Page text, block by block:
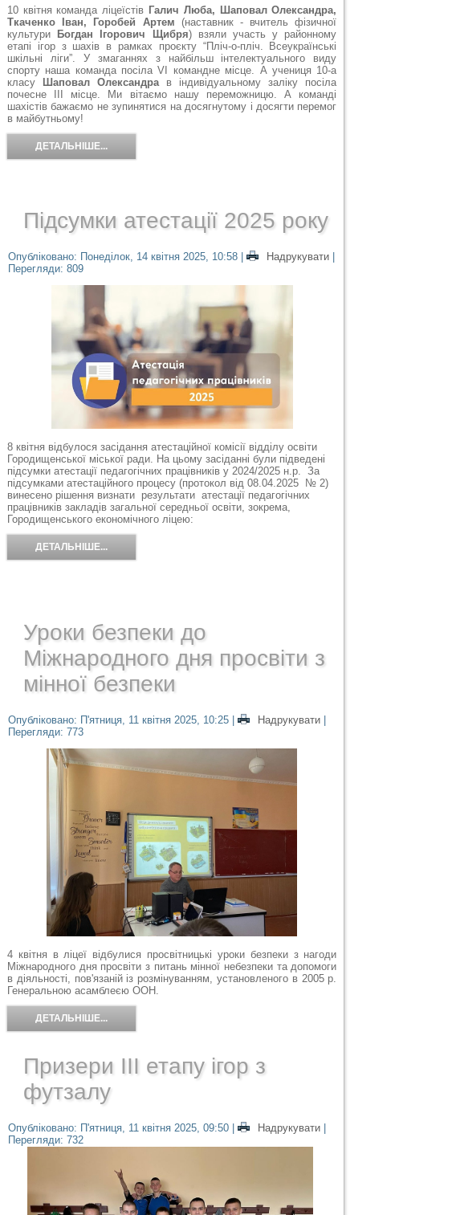
10 квітня команда ліцеїстів Галич Люба, Шаповал Олександра,
Ткаченко Іван, Горобей Артем (наставник - вчитель фізичної
культури
Богдан Ігорович Щибря) взяли участь у районному
етапі ігор з шахів в рамках проєкту “Пліч-о-пліч. Всеукраїнські
шкільні ліги”. У змаганнях з найбільш інтелектуального виду
спорту наша команда посіла VI командне місце. А учениця 10-а
класу
Шаповал Олександрав індивідуальному заліку посіла
почесне ІІІ місце. Ми вітаємо нашу переможницю. А команді
шахістів бажаємо не зупинятися на досягнутому і досягти перемог
в майбутньому!
ДЕТАЛЬНІШЕ...
Підсумки атестації 2025 року
Опубліковано: Понеділок, 14 квітня 2025, 10:58| Надрукувати
Перегляди: 809
8 квітня відбулося засідання атестаційної комісії відділу освіти
Городищенської міської ради. На цьому засіданні були підведені
підсумки атестації педагогічних працівників у 2024/2025 н.р. За
підсумками атестаційного процесу (протокол від 08.04.2025 № 2)
винесено рішення визнати результати атестації педагогічних
працівників закладів загальної середньої освіти, зокрема,
Городищенського економічного ліцею:
ДЕТАЛЬНІШЕ...
Уроки безпеки до
Міжнародного дня просвіти з
мінної безпеки
Опубліковано: П'ятниця, 11 квітня 2025, 10:25| Надрукувати
Перегляди: 773
4 квітня в ліцеї відбулися просвітницькі уроки безпеки з нагоди
Міжнародного дня просвіти з питань мінної небезпеки та допомоги
в діяльності, пов'язаній із розмінуванням, установленого в 2005 р.
Генеральною асамблеєю ООН.
ДЕТАЛЬНІШЕ...
Призери ІІІ етапу ігор з
футзалу
Опубліковано: П'ятниця, 11 квітня 2025, 09:50| Надрукувати
Перегляди: 732